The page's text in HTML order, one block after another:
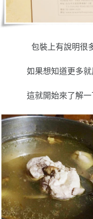
包裝上有說明很
如果想知道更多就
這就開始來了解